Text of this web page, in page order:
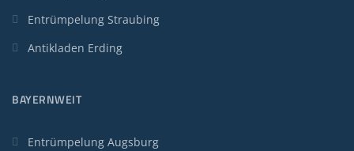
Entrümpelung Straubing
Antikladen Erding
BAYERNWEIT
Entrümpelung Augsburg